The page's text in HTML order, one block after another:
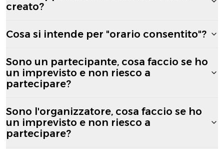
creato?
Cosa si intende per "orario consentito"?
Sono un partecipante, cosa faccio se ho
un imprevisto e non riesco a
partecipare?
Sono l'organizzatore, cosa faccio se ho
un imprevisto e non riesco a
partecipare?